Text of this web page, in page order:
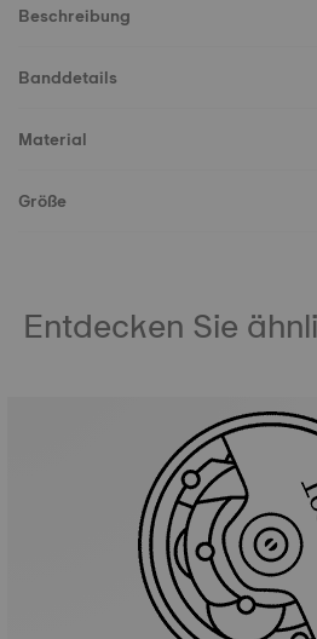
Beschreibung
Banddetails
Material
Größe
Entdecken Sie